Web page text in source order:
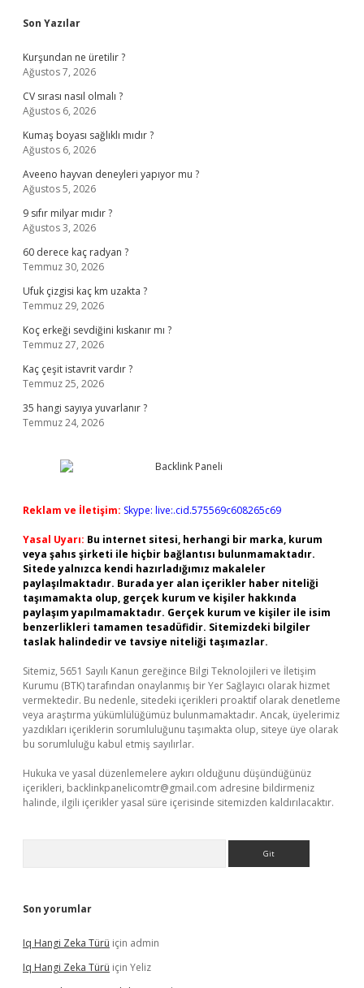
Sidebar
Son Yazılar
Kurşundan ne üretilir ?
Ağustos 7, 2026
CV sırası nasıl olmalı ?
Ağustos 6, 2026
Kumaş boyası sağlıklı mıdır ?
Ağustos 6, 2026
Aveeno hayvan deneyleri yapıyor mu ?
Ağustos 5, 2026
9 sıfır milyar mıdır ?
Ağustos 3, 2026
60 derece kaç radyan ?
Temmuz 30, 2026
Ufuk çizgisi kaç km uzakta ?
Temmuz 29, 2026
Koç erkeği sevdiğini kıskanır mı ?
Temmuz 27, 2026
Kaç çeşit istavrit vardır ?
Temmuz 25, 2026
35 hangi sayıya yuvarlanır ?
Temmuz 24, 2026
Reklam ve İletişim: Skype: live:.cid.575569c608265c69
Yasal Uyarı: Bu internet sitesi, herhangi bir marka, kurum
veya şahıs şirketi ile hiçbir bağlantısı bulunmamaktadır.
Sitede yalnızca kendi hazırladığımız makaleler
paylaşılmaktadır. Burada yer alan içerikler haber niteliği
taşımamakta olup, gerçek kurum ve kişiler hakkında
paylaşım yapılmamaktadır. Gerçek kurum ve kişiler ile isim
benzerlikleri tamamen tesadüfidir. Sitemizdeki bilgiler
taslak halindedir ve tavsiye niteliği taşımazlar.
Sitemiz, 5651 Sayılı Kanun gereğince Bilgi Teknolojileri ve İletişim
Kurumu (BTK) tarafından onaylanmış bir Yer Sağlayıcı olarak hizmet
vermektedir. Bu nedenle, sitedeki içerikleri proaktif olarak denetleme
veya araştırma yükümlülüğümüz bulunmamaktadır. Ancak, üyelerimiz
yazdıkları içeriklerin sorumluluğunu taşımakta olup, siteye üye olarak
bu sorumluluğu kabul etmiş sayılırlar.
Hukuka ve yasal düzenlemelere aykırı olduğunu düşündüğünüz
içerikleri, backlinkpanelicomtr@gmail.com adresine bildirmeniz
halinde, ilgili içerikler yasal süre içerisinde sitemizden kaldırılacaktır.
Son yorumlar
Iq Hangi Zeka Türü için admin
Iq Hangi Zeka Türü için Yeliz